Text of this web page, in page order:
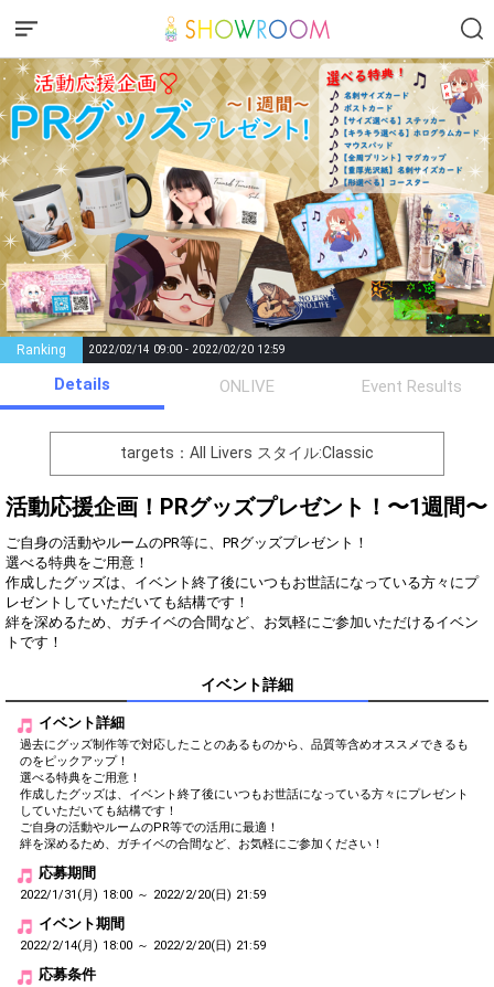
Ranking 2022/02/14 09:00 - 2022/02/20 12:59
Gifting
Throw gifts to the stage and join
the live performance.
First, try throwing free Stars
Show Gold to purchase gifts
(available from 1 JPY)! When you
continue to send gifts to the
performer(s), the performer's
popularity ranking and your
ranking go up.
To cheer on performers, you can
send them gifts.
To send performers paid items,
Comments
You can post comments. Please
refrain from posting comments
that may offend performers or
Close
Details ONLIVE Event Results
targets：All Livers スタイル:Classic
活動応援企画！PRグッズプレゼント！〜1週間〜
ご自身の活動やルームのPR等に、PRグッズプレゼント！
選べる特典をご用意！
作成したグッズは、イベント終了後にいつもお世話になっている方々にプ
レゼントしていただいても結構です！
絆を深めるため、ガチイベの合間など、お気軽にご参加いただけるイベン
トです！
イベント詳細
イベント詳細
過去にグッズ制作等で対応したことのあるものから、品質等含めオススメできるも
のをピックアップ！
選べる特典をご用意！
作成したグッズは、イベント終了後にいつもお世話になっている方々にプレゼント
していただいても結構です！
ご自身の活動やルームのPR等での活用に最適！
絆を深めるため、ガチイベの合間など、お気軽にご参加ください！
応募期間
2022/1/31(月) 18:00 ～ 2022/2/20(日) 21:59
イベント期間
2022/2/14(月) 18:00 ～ 2022/2/20(日) 21:59
応募条件